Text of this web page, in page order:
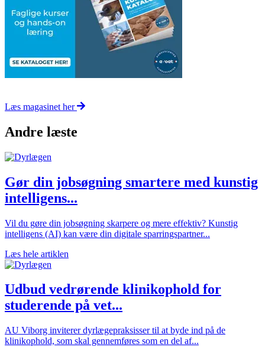
Læs magasinet her
Andre læste
Gør din jobsøgning smartere med kunstig
intelligens...
Vil du gøre din jobsøgning skarpere og mere effektiv? Kunstig
intelligens (AI) kan være din digitale sparringspartner...
Læs hele artiklen
Udbud vedrørende klinikophold for
studerende på vet...
AU Viborg inviterer dyrlægepraksisser til at byde ind på de
klinikophold, som skal gennemføres som en del af...